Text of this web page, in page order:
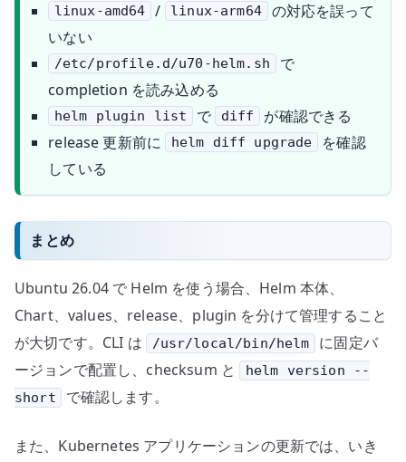
linux-amd64 / linux-arm64
の対応を誤って
いない
/etc/profile.d/u70-helm.sh
で
completion を読み込める
helm plugin list で diff
が確認できる
release 更新前に
helm diff upgrade
を確認
している
まとめ
Ubuntu 26.04 で Helm を使う場合、Helm 本体、
Chart、values、release、plugin を分けて管理すること
が大切です。CLI は
/usr/local/bin/helm
に固定バ
ージョンで配置し、checksum と
helm version --
short
で確認します。
また、Kubernetes アプリケーションの更新では、いき